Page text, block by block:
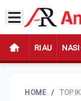
RIAU
HOME / TOPIK